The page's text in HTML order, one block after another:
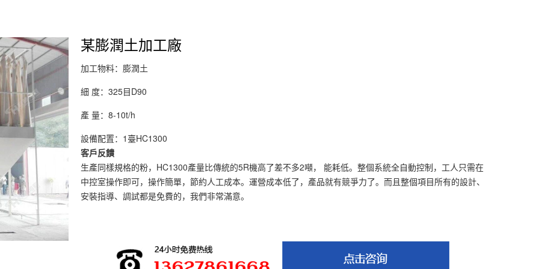
某膨潤土加工廠
加工物料：膨潤土
細 度：325目D90
產 量：8-10t/h
設備配置：1臺HC1300
客戶反饋
生產同樣規格的粉，HC1300產量比傳統的5R機高了差不多2噸， 能耗低。整個系統全自動控制，工人只需在
中控室操作即可，操作簡單，節約人工成本。運營成本低了，產品就有競爭力了。而且整個項目所有的設計、
安裝指導、調試都是免費的，我們非常滿意。